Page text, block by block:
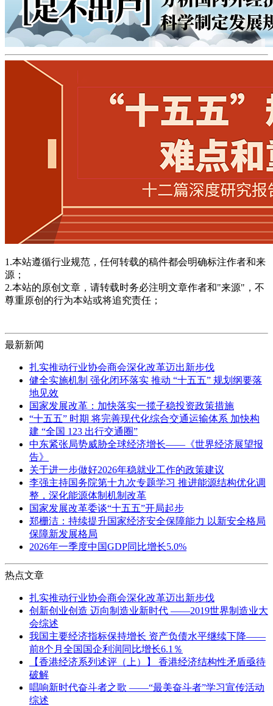
1.本站遵循行业规范，任何转载的稿件都会明确标注作者和来
源；
2.本站的原创文章，请转载时务必注明文章作者和"来源"，不
尊重原创的行为本站或将追究责任；
最新新闻
扎实推动行业协会商会深化改革迈出新步伐
健全实施机制 强化闭环落实 推动 “十五五” 规划纲要落
地见效
国家发展改革：加快落实一揽子稳投资政策措施
“十五五” 时期 将完善现代化综合交通运输体系 加快构
建 “全国 123 出行交通圈”
中东紧张局势威胁全球经济增长——《世界经济展望报
告》
关于进一步做好2026年稳就业工作的政策建议
李强主持国务院第十九次专题学习 推进能源结构优化调
整，深化能源体制机制改革
国家发展改革委谈“十五五”开局起步
郑栅洁：持续提升国家经济安全保障能力 以新安全格局
保障新发展格局
2026年一季度中国GDP同比增长5.0%
热点文章
扎实推动行业协会商会深化改革迈出新步伐
创新创业创造 迈向制造业新时代 ——2019世界制造业大
会综述
我国主要经济指标保持增长 资产负债水平继续下降——
前8个月全国国企利润同比增长6.1％
【香港经济系列述评（上）】 香港经济结构性矛盾亟待
破解
唱响新时代奋斗者之歌 ——“最美奋斗者”学习宣传活动
综述